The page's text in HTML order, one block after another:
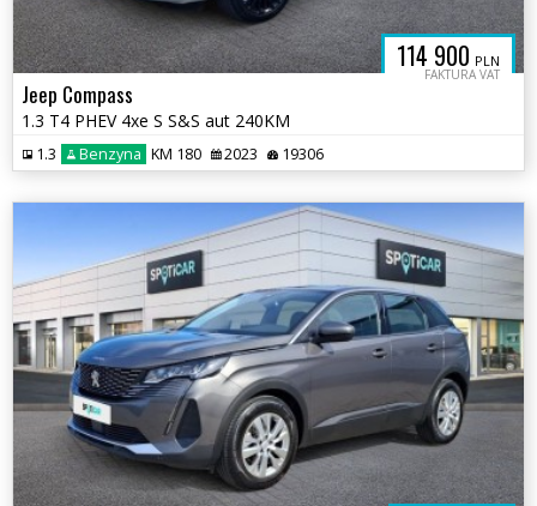
114 900 PLN
FAKTURA VAT
Jeep Compass
1.3 T4 PHEV 4xe S S&S aut 240KM
1.3 Benzyna KM 180 2023 19306